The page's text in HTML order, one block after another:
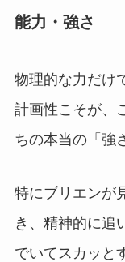
能力・強さ
物理的な力だけ
計画性こそが、
ちの本当の「強
特にブリエンが
き、精神的に追
でいてスカッと